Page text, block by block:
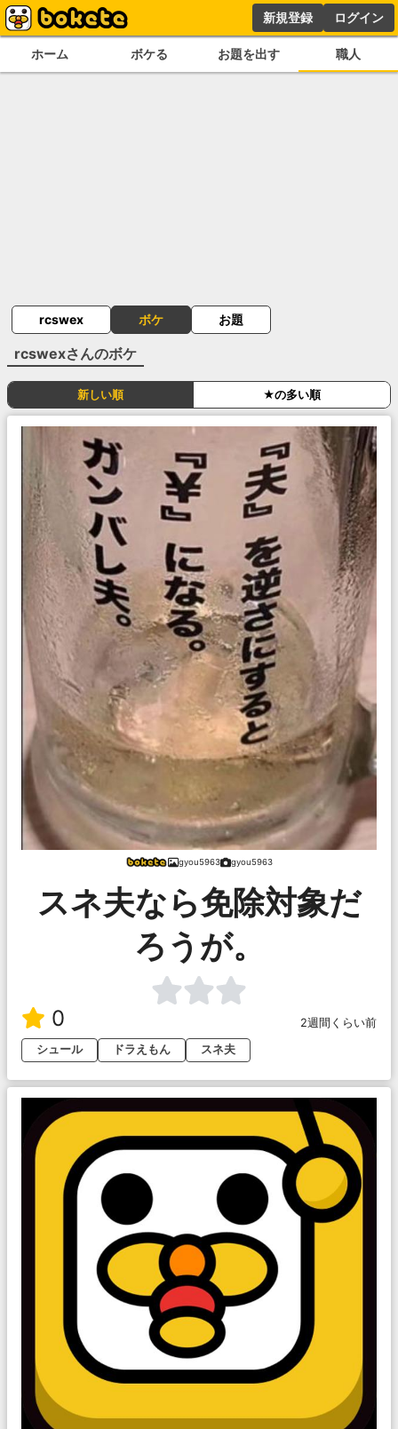
新規登録 ログイン
ホーム ボケる お題を出す 職人
rcswex ボケ お題
rcswexさんのボケ
新しい順 ★の多い順
gyou5963 gyou5963
スネ夫なら免除対象だ
ろうが。
0
2週間くらい前
シュール
ドラえもん スネ夫